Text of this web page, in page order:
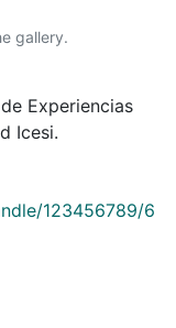
gallery.
Experiencias
Icesi.
123456789/6